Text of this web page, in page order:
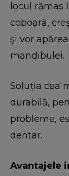
locul rămas
coboară,
și vor
mandibulei.
Soluția cea
durabilă,
probleme,
dentar.
Avantajele